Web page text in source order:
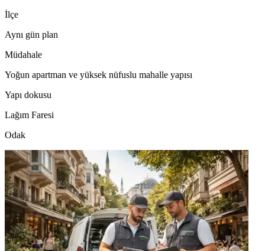
İlçe
Aynı gün plan
Müdahale
Yoğun apartman ve yüksek nüfuslu mahalle yapısı
Yapı dokusu
Lağım Faresi
Odak